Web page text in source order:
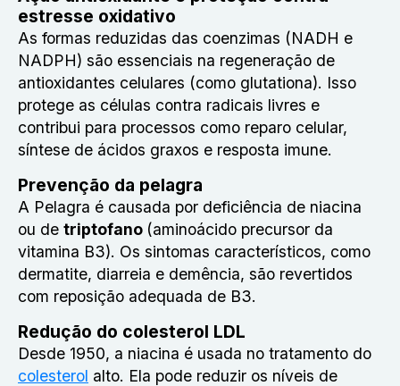
estresse oxidativo
As formas reduzidas das coenzimas (NADH e
NADPH) são essenciais na regeneração de
antioxidantes celulares (como glutationa). Isso
protege as células contra radicais livres e
contribui para processos como reparo celular,
síntese de ácidos graxos e resposta imune.
Prevenção da pelagra
A Pelagra é causada por deficiência de niacina
ou de triptofano (aminoácido precursor da
vitamina B3). Os sintomas característicos, como
dermatite, diarreia e demência, são revertidos
com reposição adequada de B3.
Redução do colesterol LDL
Desde 1950, a niacina é usada no tratamento do
colesterol alto. Ela pode reduzir os níveis de